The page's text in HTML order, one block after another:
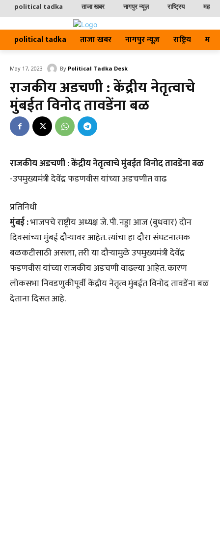
political tadka ताजा खबर नागपुर न्यूज़ राष्ट्रिय
political tadka ताजा खबर नागपुर न्यूज़ राष्ट्रिय
May 17, 2023 By Political Tadka Desk
राजकीय अडचणी : केंद्रीय नेतृत्वाचे
मुंबईत विनोद तावडेंना बळ
राजकीय अडचणी : केंद्रीय नेतृत्वाचे मुंबईत विनोद तावडेंना बळ
-उपमुख्यमंत्री देवेंद्र फडणवीस यांच्या अडचणीत वाढ
प्रतिनिधी
मुंबई :भाजपचे राष्ट्रीय अध्यक्ष जे. पी. नड्डा आज (बुधवार) दोन
दिवसांच्या मुंबई दौऱ्यावर आहेत. त्यांचा हा दौरा संघटनात्मक
बळकटीसाठी असला, तरी या दौऱ्यामुळे उपमुख्यमंत्री देवेंद्र
फडणवीस यांच्या राजकीय अडचणी वाढल्या आहेत. कारण
लोकसभा निवडणुकीपूर्वी केंद्रीय नेतृत्व मुंबईत विनोद तावडेंना बळ
देताना दिसत आहे.